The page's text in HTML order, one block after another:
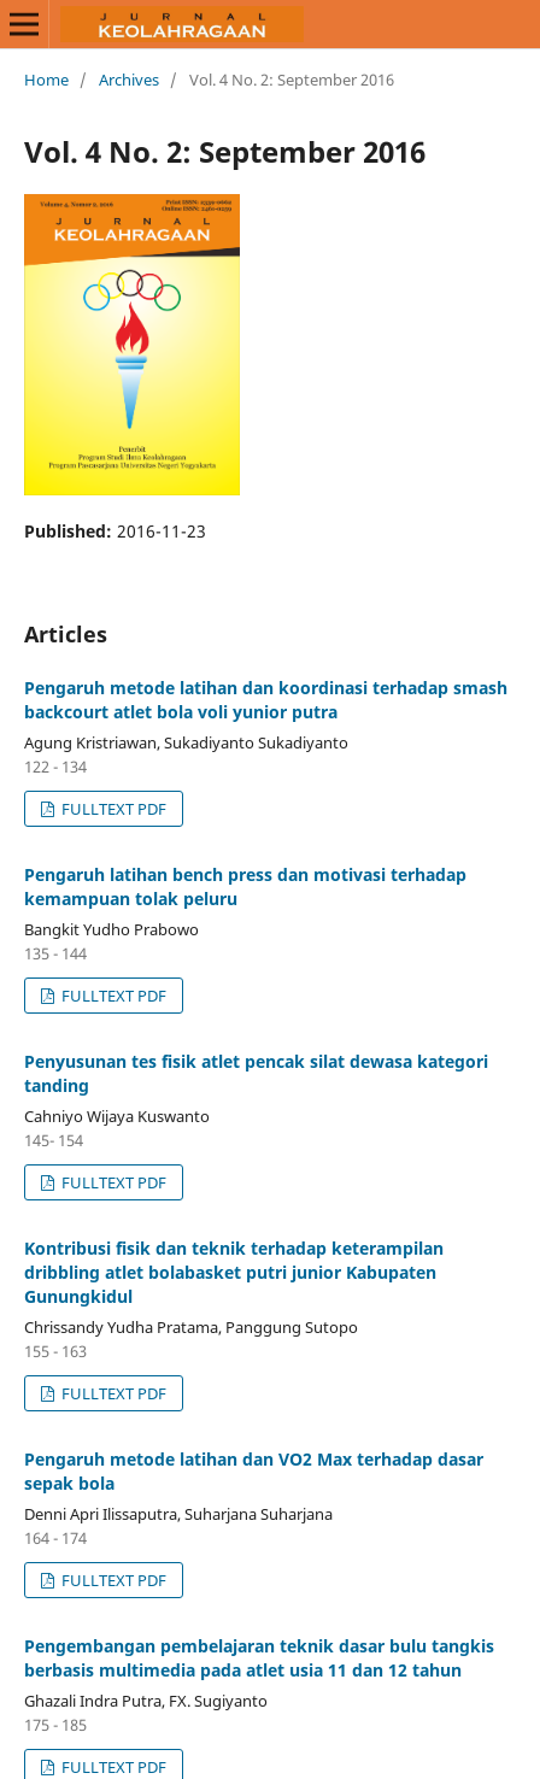
Home / Archives / Vol. 4 No. 2: September 2016
Vol. 4 No. 2: September 2016
Published: 2016-11-23
Articles
Pengaruh metode latihan dan koordinasi terhadap smash
backcourt atlet bola voli yunior putra
Agung Kristriawan, Sukadiyanto Sukadiyanto
122 - 134
FULLTEXT PDF
Pengaruh latihan bench press dan motivasi terhadap
kemampuan tolak peluru
Bangkit Yudho Prabowo
135 - 144
FULLTEXT PDF
Penyusunan tes fisik atlet pencak silat dewasa kategori
tanding
Cahniyo Wijaya Kuswanto
145- 154
FULLTEXT PDF
Kontribusi fisik dan teknik terhadap keterampilan
dribbling atlet bolabasket putri junior Kabupaten
Gunungkidul
Chrissandy Yudha Pratama, Panggung Sutopo
155 - 163
FULLTEXT PDF
Pengaruh metode latihan dan VO2 Max terhadap dasar
sepak bola
Denni Apri Ilissaputra, Suharjana Suharjana
164 - 174
FULLTEXT PDF
Pengembangan pembelajaran teknik dasar bulu tangkis
berbasis multimedia pada atlet usia 11 dan 12 tahun
Ghazali Indra Putra, FX. Sugiyanto
175 - 185
FULLTEXT PDF